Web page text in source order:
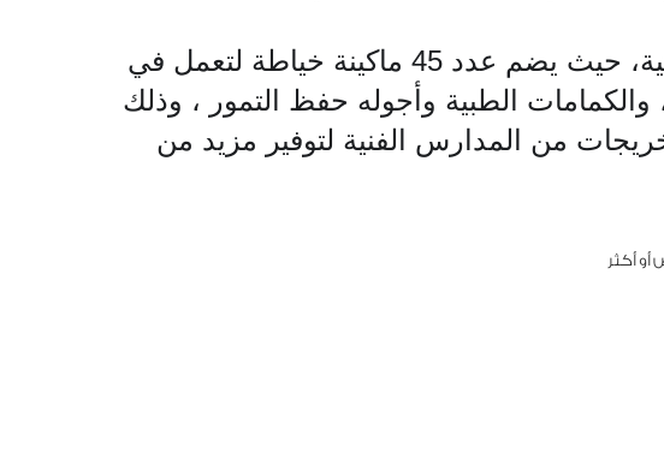
ومن جانبه أكد الزملوط بأن المصنع تم رفع كفاءته وتطويره بالموارد الذاتية، حيث يضم عدد 45 ماكينة خياطة لتعمل في
والكمامات الطبية وأجوله حفظ التمور ، وذلك
من المدارس الفنية لتوفير مزيد من